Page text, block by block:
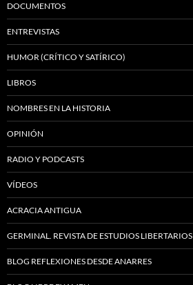
DOCUMENTOS
ENTREVISTAS
HUMOR (CRÍTICO Y SATÍRICO)
LIBROS
NOMBRES EN LA HISTORIA
OPINIÓN
RADIO Y PODCASTS
VÍDEOS
ACRACIA ANTIGUA
GERMINAL. REVISTA DE ESTUDIOS LIBERTARIOS
BLOG REFLEXIONES DESDE ANARRES